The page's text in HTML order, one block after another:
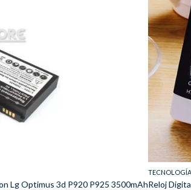
Lg Optimus 3d P920 P925 3500mAh
TECNOLOGÍA
Reloj